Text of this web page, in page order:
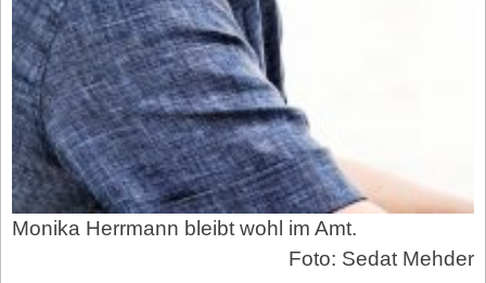
Monika Herrmann bleibt wohl im Amt.
Foto: Sedat Mehder